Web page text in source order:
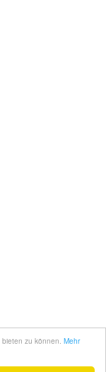
zu können. Mehr